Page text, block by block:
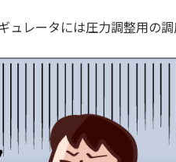
ュレータには圧力調整用の